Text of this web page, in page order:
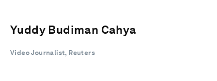
Yuddy Budiman Cahya
Video Journalist, Reuters